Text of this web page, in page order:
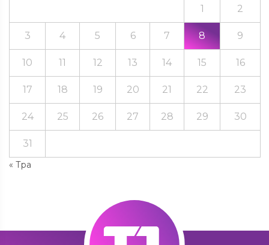
« Тра
1 2
3 4 5 6 7 8 9
10 11 12 13 14 15 16
17 18 19 20 21 22 23
24 25 26 27 28 29 30
31